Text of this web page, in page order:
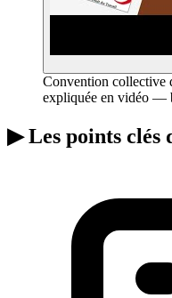
Convention collective
expliquée en vidéo —
▶Les points clés